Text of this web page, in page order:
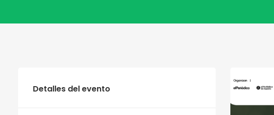
Detalles del evento